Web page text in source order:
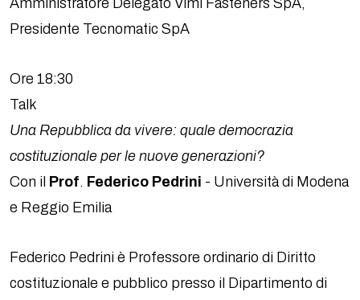
Amministratore Delegato Vimi Fasteners SpA,
Presidente Tecnomatic SpA
Ore 18:30
Talk
Una Repubblica da vivere: quale democrazia
costituzionale per le nuove generazioni?
Con il Prof. Federico Pedrini - Università di Modena
e Reggio Emilia
Federico Pedrini è Professore ordinario di Diritto
costituzionale e pubblico presso il Dipartimento di